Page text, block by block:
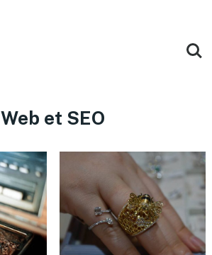
Web et SEO